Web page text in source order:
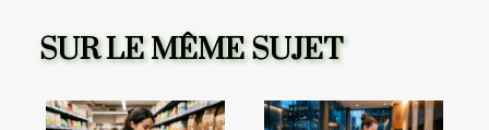
SUR LE MÊME SUJET